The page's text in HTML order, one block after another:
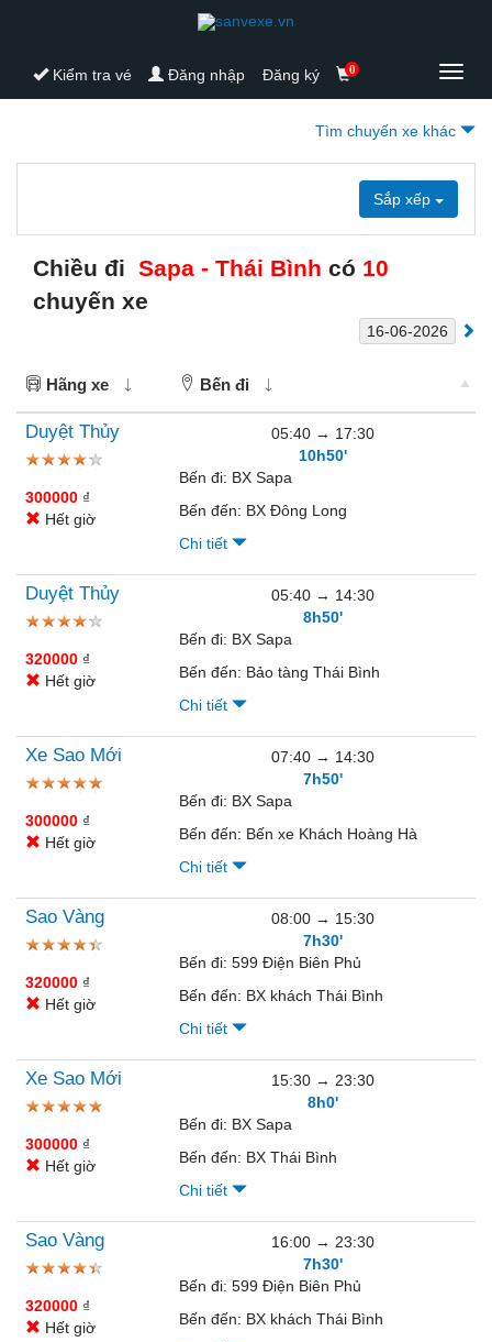
Kiểm tra vé Đăng nhập Đăng ký 0
Tìm chuyến xe khác
Sắp xếp
Chiều đi Sapa - Thái Bình có 10
chuyến xe
Hãng xe Bến đi
Duyệt Thủy
300000 ₫
Hết giờ
05:40 → 17:30
10h50'
Bến đi: BX Sapa
Bến đến: BX Đông Long
Chi tiết
Duyệt Thủy
320000 ₫
Hết giờ
05:40 → 14:30
8h50'
Bến đi: BX Sapa
Bến đến: Bảo tàng Thái Bình
Chi tiết
Xe Sao Mới
300000 ₫
Hết giờ
07:40 → 14:30
7h50'
Bến đi: BX Sapa
Bến đến: Bến xe Khách Hoàng Hà
Chi tiết
Sao Vàng
320000 ₫
Hết giờ
08:00 → 15:30
7h30'
Bến đi: 599 Điện Biên Phủ
Bến đến: BX khách Thái Bình
Chi tiết
Xe Sao Mới
300000 ₫
Hết giờ
15:30 → 23:30
8h0'
Bến đi: BX Sapa
Bến đến: BX Thái Bình
Chi tiết
Sao Vàng
320000 ₫
Hết giờ
16:00 → 23:30
7h30'
Bến đi: 599 Điện Biên Phủ
Bến đến: BX khách Thái Bình